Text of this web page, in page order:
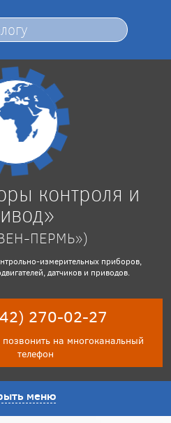
контроля и
ПЕРМЬ»)
измерительных приборов,
датчиков и приводов.
270-02-27
на многоканальный
телефон
меню